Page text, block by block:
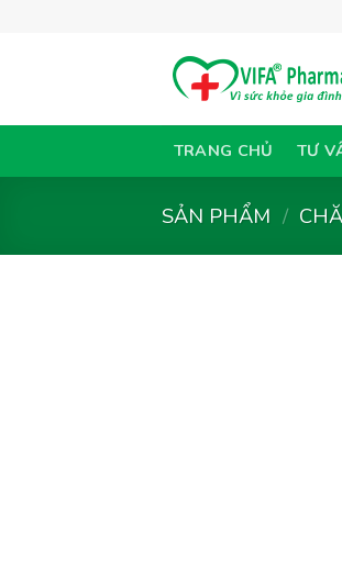
TRANG CHỦ TƯ
SẢN PHẨM /